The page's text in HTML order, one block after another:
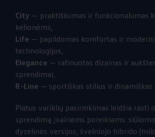
City — praktiškumas ir funkcionalumas
kelionėms,
Life — papildomas komfortas ir
technologijos,
Elegance — rafinuotas dizainas ir
sprendimai,
R-Line — sportiškas stilius ir dinamiškas
Platus variklių pasirinkimas leidžia rasti
sprendimą įvairiems poreikiams:
dyzelinės versijos, švelniojo hibrido